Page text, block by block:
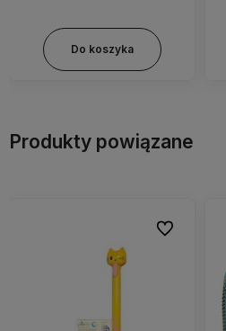
Do koszyka
Produkty powiązane
Do ulubionych